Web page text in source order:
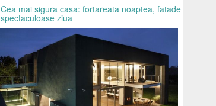
Cea mai sigura casa: fortareata noaptea, fatade
spectaculoase ziua